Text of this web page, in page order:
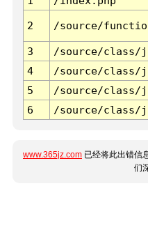
2 /source/
3 /source/class/
4
/source/class/
5
/source/class/
6
/source/class/
www.365jz.com 已经将此出错信
们